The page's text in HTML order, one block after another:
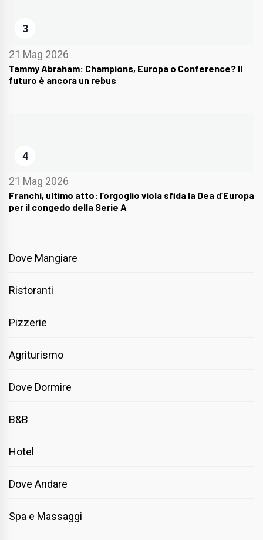
3
21 Mag 2026
Tammy Abraham: Champions, Europa o Conference? Il
futuro è ancora un rebus
4
21 Mag 2026
Franchi, ultimo atto: l’orgoglio viola sfida la Dea d’Europa
per il congedo della Serie A
Dove Mangiare
Ristoranti
Pizzerie
Agriturismo
Dove Dormire
B&B
Hotel
Dove Andare
Spa e Massaggi